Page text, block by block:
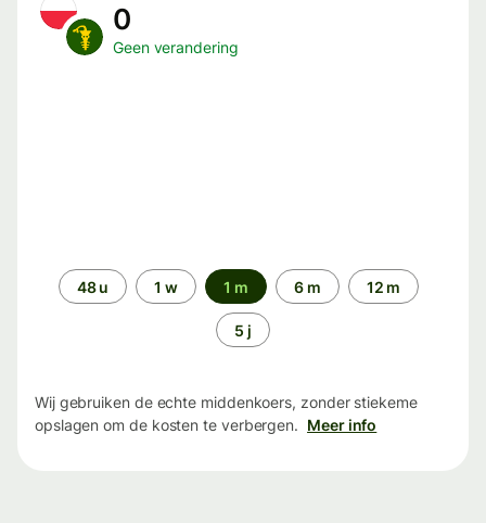
0
Geen verandering
Periode48 u 1 w 1 m 6 m 12 m
5 j
Wij gebruiken de echte middenkoers, zonder stiekeme
opslagen om de kosten te verbergen. Meer info